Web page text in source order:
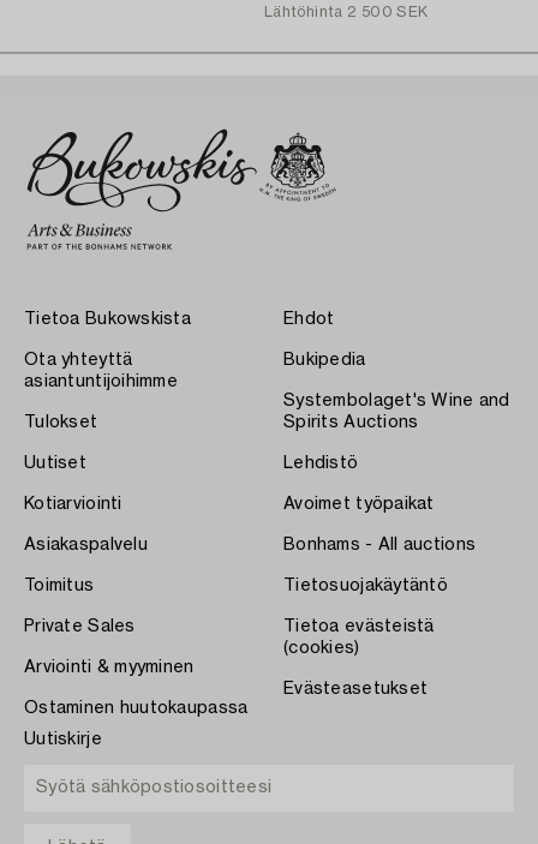
Lähtöhinta 2 500 SEK
Tietoa Bukowskista
Ota yhteyttä
asiantuntijoihimme
Tulokset
Uutiset
Kotiarviointi
Asiakaspalvelu
Toimitus
Private Sales
Arviointi & myyminen
Ostaminen huutokaupassa
Ehdot
Bukipedia
Systembolaget's Wine and
Spirits Auctions
Lehdistö
Avoimet työpaikat
Bonhams - All auctions
Tietosuojakäytäntö
Tietoa evästeistä
(cookies)
Evästeasetukset
Uutiskirje